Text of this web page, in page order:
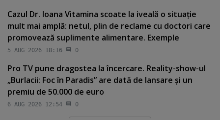
Cazul Dr. Ioana Vitamina scoate la iveală o situaţie
mult mai amplă: netul, plin de reclame cu doctori care
promovează suplimente alimentare. Exemple
5 AUG 2026 18:16 0
Pro TV pune dragostea la încercare. Reality-show-ul
„Burlacii: Foc în Paradis” are dată de lansare şi un
premiu de 50.000 de euro
6 AUG 2026 12:54 0